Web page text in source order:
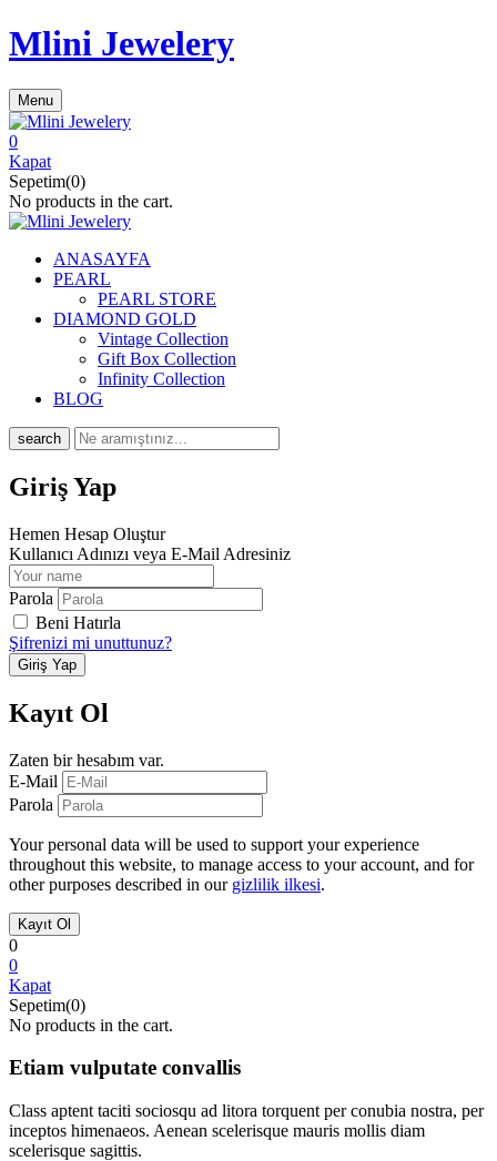
Mlini Jewelery
Menu
0
Kapat
Sepetim(0)
No products in the cart.
ANASAYFA
PEARL
PEARL STORE
DIAMOND GOLD
Vintage Collection
Gift Box Collection
Infinity Collection
BLOG
search
Giriş Yap
Hemen Hesap Oluştur
Kullanıcı Adınızı veya E-Mail Adresiniz
Parola
Beni Hatırla
Şifrenizi mi unuttunuz?
Kayıt Ol
Zaten bir hesabım var.
E-Mail
Parola
Your personal data will be used to support your experience
throughout this website, to manage access to your account, and for
other purposes described in our gizlilik ilkesi.
0
0
Kapat
Sepetim(0)
No products in the cart.
Etiam vulputate convallis
Class aptent taciti sociosqu ad litora torquent per conubia nostra, per
inceptos himenaeos. Aenean scelerisque mauris mollis diam
scelerisque sagittis.